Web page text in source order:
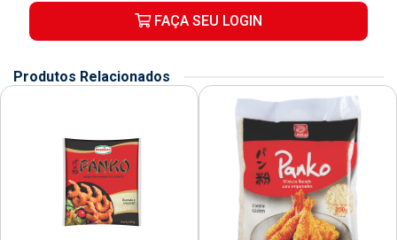
FAÇA SEU LOGIN
Produtos Relacionados